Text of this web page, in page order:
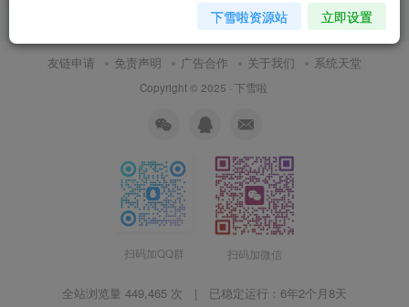
友链申请 免责声明 广告合作 关于我们 系统天堂
Copyright © 2025 · 下雪啦
扫码加QQ群 扫码加微信
全站浏览量 449,465 次 | 已稳定运行： 6年2个月8天
下雪啦资源站 立即设置